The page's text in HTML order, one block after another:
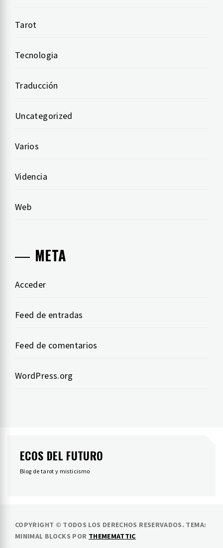
Tarot
Tecnologia
Traducción
Uncategorized
Varios
Videncia
Web
META
Acceder
Feed de entradas
Feed de comentarios
WordPress.org
ECOS DEL FUTURO
Blog de tarot y misticismo
COPYRIGHT © TODOS LOS DERECHOS RESERVADOS. TEMA:
MINIMAL BLOCKS POR THEMEMATTIC